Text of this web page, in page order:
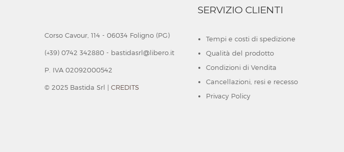
Corso Cavour, 114 - 06034 Foligno (PG)
(+39) 0742 342880 - bastidasrl@libero.it
P. IVA 02092000542
© 2025 Bastida Srl | CREDITS
SERVIZIO CLIENTI
Tempi e costi di spedizione
Qualità del prodotto
Condizioni di Vendita
Cancellazioni, resi e recesso
Privacy Policy